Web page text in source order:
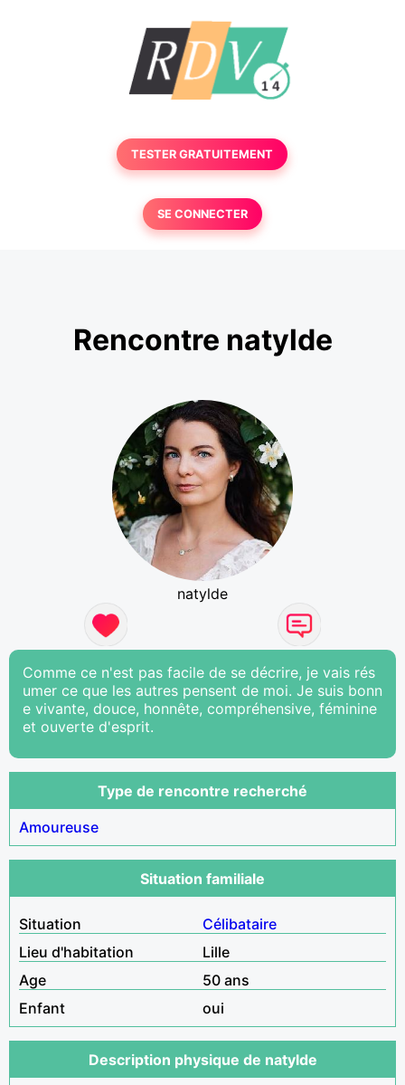
TESTER GRATUITEMENT
SE CONNECTER
Rencontre natylde
natylde
Comme ce n'est pas facile de se décrire, je vais rés
umer ce que les autres pensent de moi. Je suis bonn
e vivante, douce, honnête, compréhensive, féminine
et ouverte d'esprit.
Type de rencontre recherché
Amoureuse
Situation familiale
Situation
Célibataire
Lieu d'habitation
Lille
Age
50 ans
Enfant
oui
Description physique de natylde